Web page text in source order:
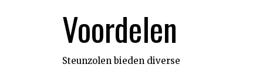
Voordelen
Steunzolen bieden diverse